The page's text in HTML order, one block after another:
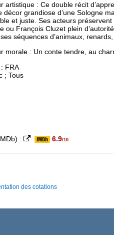
artistique : Ce double récit
décor grandiose d’une Sologne
et juste. Ses acteurs
ou François Cluzet plein
séquences d’animaux,
morale : Un conte tendre, au
FRA
; Tous
: 6.9/10
des cotations